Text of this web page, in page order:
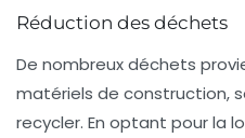
Réduction des déchets
De nombreux déchets
matériels de construction,
recycler. En optant pour la